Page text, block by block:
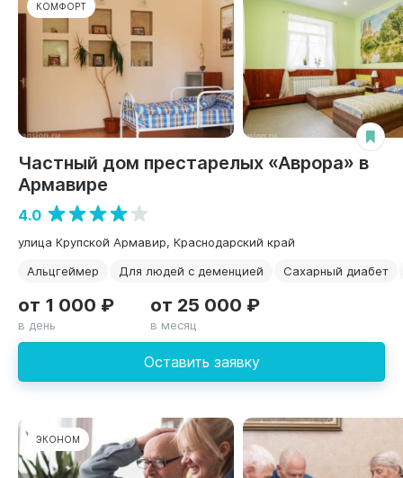
КОМФОРТ
Частный дом престарелых «Аврора» в
Армавире
4.0
улица Крупской Армавир, Краснодарский край
Альцгеймер
Для людей с деменцией Сахарный диабет
Оставить заявку
от 1 000 ₽
в день
от 25 000 ₽
в месяц
ЭКОНОМ